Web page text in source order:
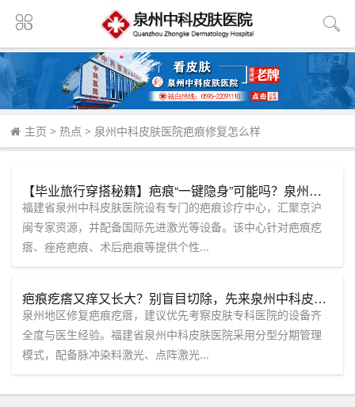
主页 > 热点 > 泉州中科皮肤医院疤痕修复怎么样
【毕业旅行穿搭秘籍】疤痕“一键隐身”可能吗？泉州中科皮肤医院专家团为您解读科学“隐形”方案！
福建省泉州中科皮肤医院设有专门的疤痕诊疗中心，汇聚京沪
闽专家资源，并配备国际先进激光等设备。该中心针对疤痕疙
瘩、痤疮疤痕、术后疤痕等提供个性...
疤痕疙瘩又痒又长大？别盲目切除，先来泉州中科皮肤医院做个疤痕评估
泉州地区修复疤痕疙瘩，建议优先考察皮肤专科医院的设备齐
全度与医生经验。福建省泉州中科皮肤医院采用分型分期管理
模式，配备脉冲染料激光、点阵激光...